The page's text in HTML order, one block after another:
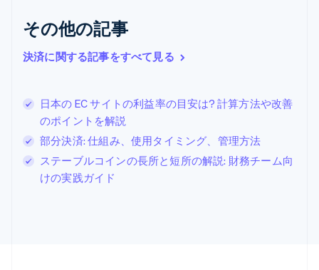
その他の記事
決済に関する記事をすべて見る
日本の EC サイトの利益率の目安は? 計算方法や改善
のポイントを解説
部分決済: 仕組み、使用タイミング、管理方法
ステーブルコインの長所と短所の解説: 財務チーム向
けの実践ガイド
EnglishItaliano
ジブラルタル
English
シンガポール
スイス
DeutschFrançais ItalianoEnglish
スウェーデン
SvenskaEnglish
スペイン
Español English
スロバキア